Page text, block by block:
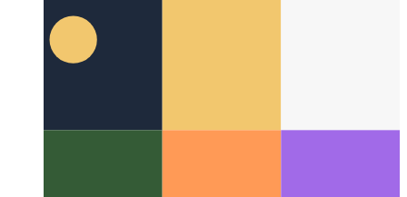
Quand votre PWA commence à parler
pour ajouter une synthèse vocale pour les articles